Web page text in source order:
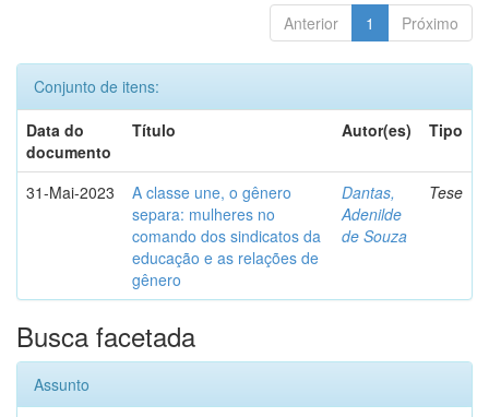
Anterior 1 Próximo
Conjunto de itens:
Data do
documento
Título Autor(es) Tipo
31-Mai-2023
A classe une, o gênero
separa: mulheres no
comando dos sindicatos da
educação e as relações de
gênero
Dantas,
Adenilde
de Souza
Tese
Busca facetada
Assunto